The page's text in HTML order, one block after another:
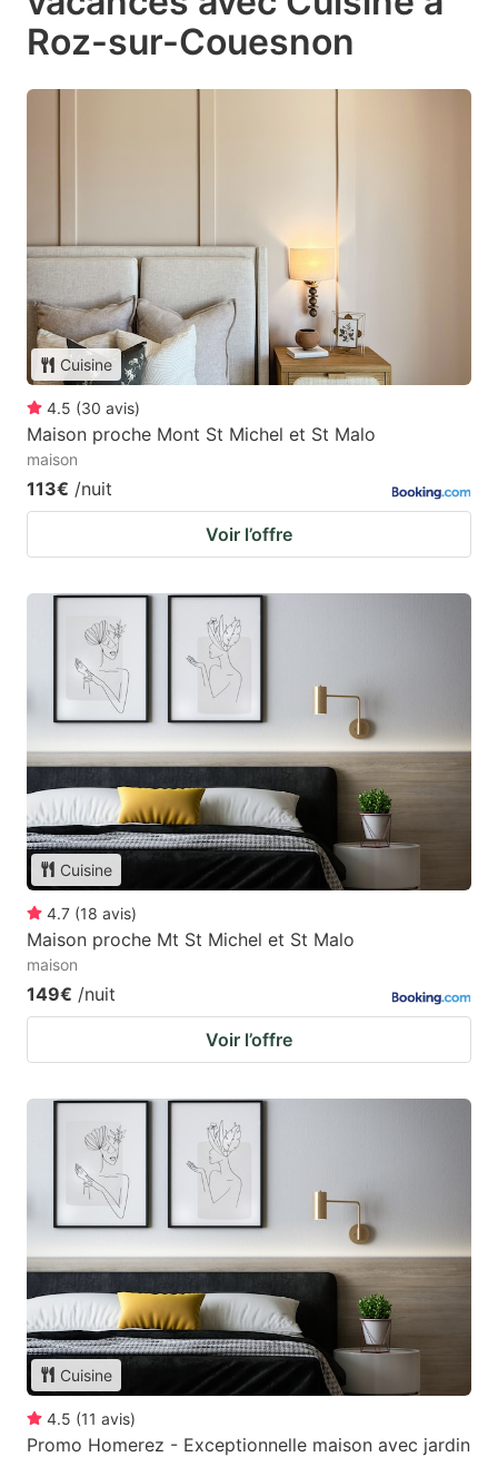
Roz-sur-Couesnon
Cuisine
4.5 (30 avis)
Maison proche Mont St Michel et St Malo
maison
113€ /nuit
Voir l’offre
Cuisine
4.7 (18 avis)
Maison proche Mt St Michel et St Malo
maison
149€ /nuit
Voir l’offre
Cuisine
4.5 (11 avis)
Promo Homerez - Exceptionnelle maison avec jardin